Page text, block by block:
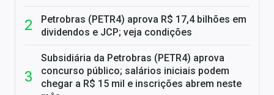
Petrobras (PETR4) aprova R$ 17,4 bilhões em
dividendos e JCP; veja condições
Subsidiária da Petrobras (PETR4) aprova
concurso público; salários iniciais podem
chegar a R$ 15 mil e inscrições abrem neste